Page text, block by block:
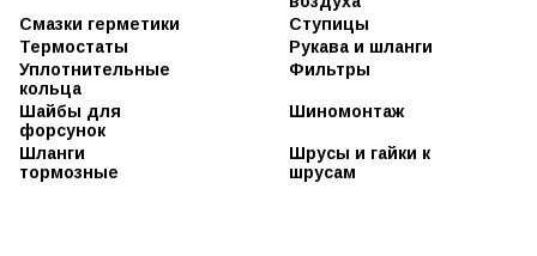
Тормозные
цилиндры
Пыльники рейки
Пыльники
силиконовые
Пыльники стоек
Пыльники
шаровых
Патрубки
Компрессор
кондиционера
Смазки герметики
Ступицы
Термостаты
Рукава и шланги
Уплотнительные
кольца
Фильтры
модули
бензонасоса
(сетка)
Шайбы для
форсунок
Шиномонтаж
Шланги
тормозные
Шрусы и гайки к
шрусам